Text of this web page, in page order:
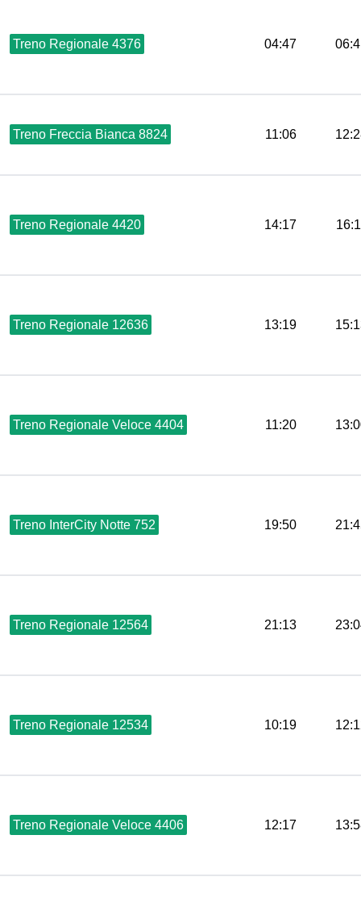
Treno Regionale 4376 04:47
Treno Freccia Bianca 8824 11:06
Treno Regionale 4420 14:17
Treno Regionale 12636 13:19
Treno Regionale Veloce 4404 11:20
Treno InterCity Notte 752 19:50
Treno Regionale 12564 21:13
Treno Regionale 12534 10:19
Treno Regionale Veloce 4406 12:17